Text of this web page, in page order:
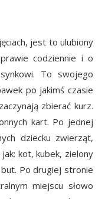
jest to ulubiony
codziennie i o
To swojego
po jakimś czasie
zbierać kurz.
kart. Po jednej
dziecku zwierząt,
kot, kubek, zielony
Po drugiej stronie
miejscu słowo